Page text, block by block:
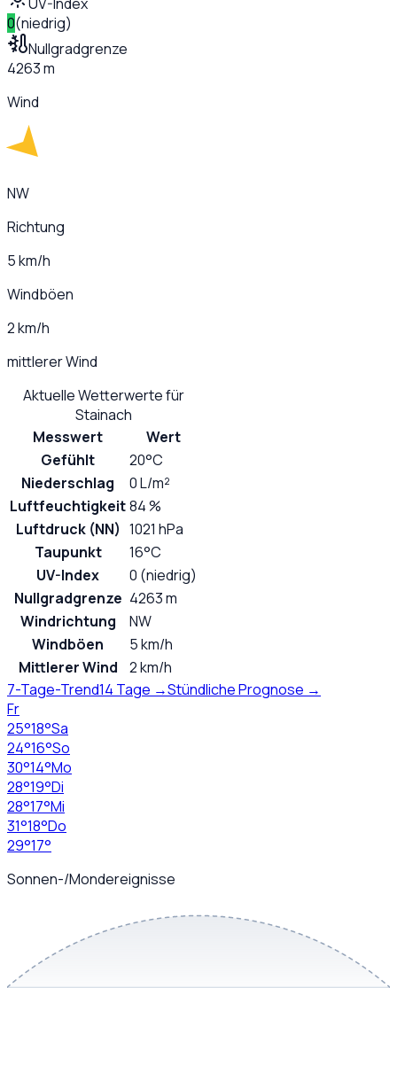
0(niedrig)
Nullgradgrenze
4263 m
Wind
NW
Richtung
5 km/h
Windböen
2 km/h
mittlerer Wind
Aktuelle Wetterwerte für
Stainach
Messwert
Wert
Gefühlt
20°C
Niederschlag
0 L/m²
Luftfeuchtigkeit84 %
Luftdruck (NN) 1021 hPa
Taupunkt
16°C
UV-Index
0 (niedrig)
Nullgradgrenze 4263 m
Windrichtung
NW
Windböen
5 km/h
Mittlerer Wind
2 km/h
7-Tage-Trend14 Tage →Stündliche Prognose →
Fr
25°18°Sa
24°16°So
30°14°Mo
28°19°Di
28°17°Mi
31°18°Do
29°17°
Sonnen-/Mondereignisse